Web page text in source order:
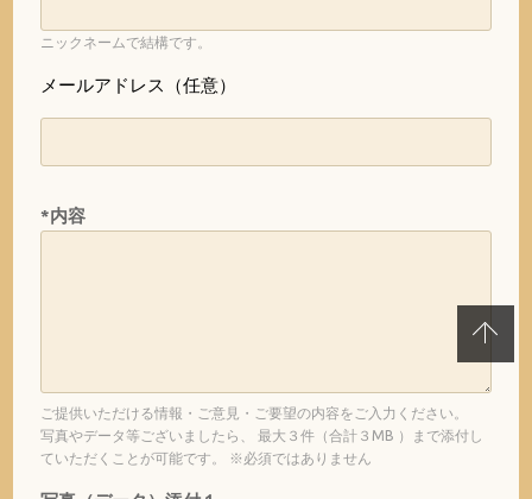
ニックネームで結構です。
メールアドレス（任意）
*内容
ご提供いただける情報・ご意見・ご要望の内容をご入力ください。
写真やデータ等ございましたら、 最大３件（合計３MB ）まで添付し
ていただくことが可能です。 ※必須ではありません